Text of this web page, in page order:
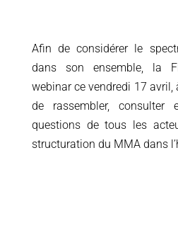
Afin de considérer le
dans son ensemble, la
webinarce vendredi 17 avril,
de rassembler, consulter
questions de tous les
structuration du MMA dans